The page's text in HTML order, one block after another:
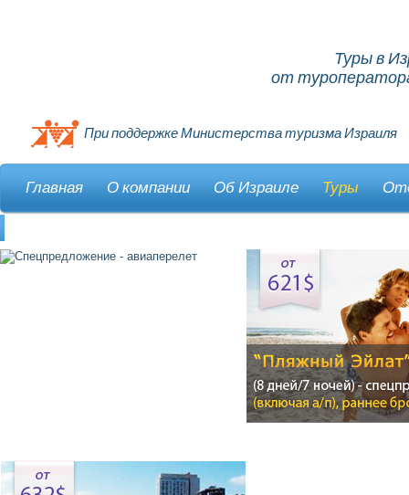
При поддержке Министерства туризма Израиля
Туры в
от
Главная О компании Об Израиле Туры